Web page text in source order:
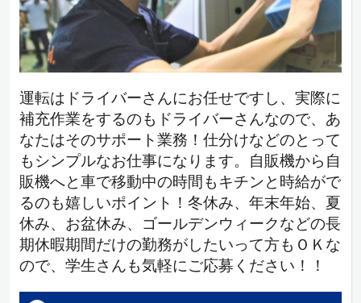
運転はドライバーさんにお任せですし、実際に
補充作業をするのもドライバーさんなので、あ
なたはそのサポート業務！仕分けなどのとって
もシンプルなお仕事になります。自販機から自
販機へと車で移動中の時間もキチンと時給がで
るのも嬉しいポイント！冬休み、年末年始、夏
休み、お盆休み、ゴールデンウィークなどの長
期休暇期間だけの勤務がしたいって方もＯＫな
ので、学生さんも気軽にご応募ください！！